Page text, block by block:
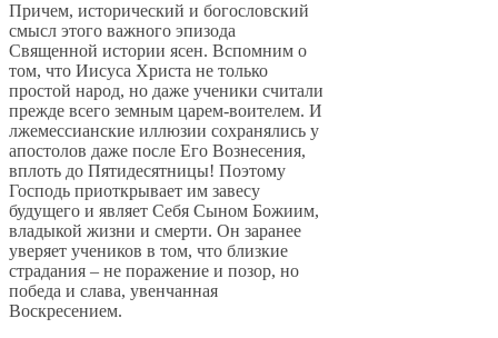
Причем, исторический и богословский
смысл этого важного эпизода
Священной истории ясен. Вспомним о
том, что Иисуса Христа не только
простой народ, но даже ученики считали
прежде всего земным царем-воителем. И
лжемессианские иллюзии сохранялись у
апостолов даже после Его Вознесения,
вплоть до Пятидесятницы! Поэтому
Господь приоткрывает им завесу
будущего и являет Себя Сыном Божиим,
владыкой жизни и смерти. Он заранее
уверяет учеников в том, что близкие
страдания – не поражение и позор, но
победа и слава, увенчанная
Воскресением.